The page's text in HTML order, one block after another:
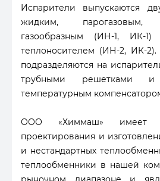
Испарители выпускаются
жидким, парогазовым,
газообразным (ИН-1, ИК-
теплоносителем (ИН-2, ИК-
подразделяются на
трубными решетками
температурным
ООО «Химмаш» имеет
проектирования и
и нестандартных
теплообменники в нашей